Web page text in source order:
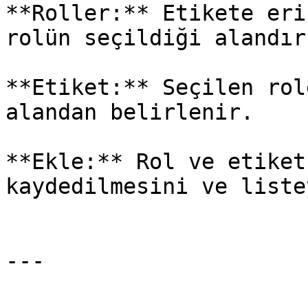
**Roller:** Etikete
rolün seçildiği
**Etiket:** Seçilen
alandan belirlenir.
**Ekle:** Rol ve etiket
kaydedilmesini ve
---